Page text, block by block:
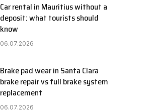
Car rental in Mauritius without a
deposit: what tourists should
know
06.07.2026
Brake pad wear in Santa Clara
brake repair vs full brake system
replacement
06.07.2026